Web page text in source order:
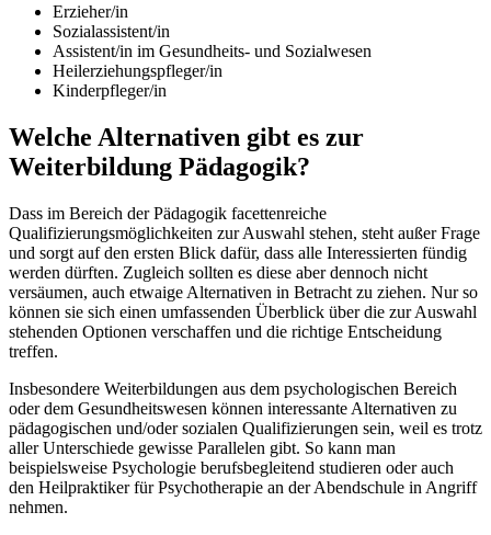
Erzieher/in
Sozialassistent/in
Assistent/in im Gesundheits- und Sozialwesen
Heilerziehungspfleger/in
Kinderpfleger/in
Welche Alternativen gibt es zur
Weiterbildung Pädagogik?
Dass im Bereich der Pädagogik facettenreiche
Qualifizierungsmöglichkeiten zur Auswahl stehen, steht außer Frage
und sorgt auf den ersten Blick dafür, dass alle Interessierten fündig
werden dürften. Zugleich sollten es diese aber dennoch nicht
versäumen, auch etwaige Alternativen in Betracht zu ziehen. Nur so
können sie sich einen umfassenden Überblick über die zur Auswahl
stehenden Optionen verschaffen und die richtige Entscheidung
treffen.
Insbesondere Weiterbildungen aus dem psychologischen Bereich
oder dem Gesundheitswesen können interessante Alternativen zu
pädagogischen und/oder sozialen Qualifizierungen sein, weil es trotz
aller Unterschiede gewisse Parallelen gibt. So kann man
beispielsweise Psychologie berufsbegleitend studieren oder auch
den Heilpraktiker für Psychotherapie an der Abendschule in Angriff
nehmen.